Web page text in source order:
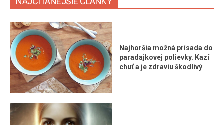
Najhoršia možná prísada do
paradajkovej polievky. Kazí
chuť a je zdraviu škodlivý